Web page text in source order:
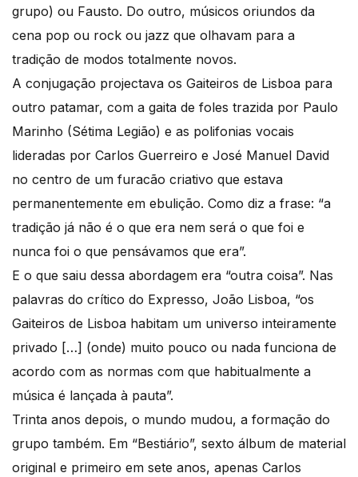
grupo) ou Fausto. Do outro, músicos oriundos da
cena pop ou rock ou jazz que olhavam para a
tradição de modos totalmente novos.
A conjugação projectava os Gaiteiros de Lisboa para
outro patamar, com a gaita de foles trazida por Paulo
Marinho (Sétima Legião) e as polifonias vocais
lideradas por Carlos Guerreiro e José Manuel David
no centro de um furacão criativo que estava
permanentemente em ebulição. Como diz a frase: “a
tradição já não é o que era nem será o que foi e
nunca foi o que pensávamos que era”.
E o que saiu dessa abordagem era “outra coisa”. Nas
palavras do crítico do Expresso, João Lisboa, “os
Gaiteiros de Lisboa habitam um universo inteiramente
privado […] (onde) muito pouco ou nada funciona de
acordo com as normas com que habitualmente a
música é lançada à pauta”.
Trinta anos depois, o mundo mudou, a formação do
grupo também. Em “Bestiário”, sexto álbum de material
original e primeiro em sete anos, apenas Carlos